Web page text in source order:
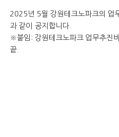
2025년 5월 강원테크노파크의 업
과 같이 공지합니다.
※붙임: 강원테크노파크 업무추진
끝.